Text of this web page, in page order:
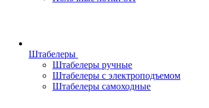
Штабелеры
Штабелеры ручные
Штабелеры с электроподъемом
Штабелеры самоходные